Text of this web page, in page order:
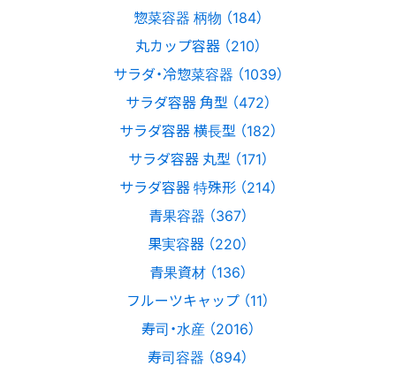
惣菜容器 柄物 （184）
丸カップ容器 （210）
サラダ・冷惣菜容器 （1039）
サラダ容器 角型 （472）
サラダ容器 横長型 （182）
サラダ容器 丸型 （171）
サラダ容器 特殊形 （214）
青果容器 （367）
果実容器 （220）
青果資材 （136）
フルーツキャップ （11）
寿司・水産 （2016）
寿司容器 （894）